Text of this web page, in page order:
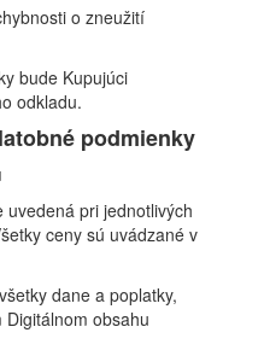
o zneužití
bude Kupujúci
odkladu.
podmienky
pri jednotlivých
ceny sú uvádzané v
dane a poplatky,
obsahu